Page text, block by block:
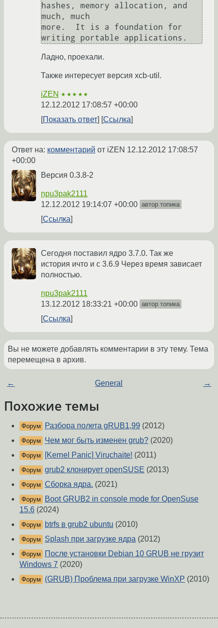
hashes, memory allocation, and
much, much
more.  It is a foundation for
writing portable applications.
Ладно, проехали.
Также интересует версия xcb-util.
iZEN ★★★★★
12.12.2012 17:08:57 +00:00
Показать ответ
Ссылка
Ответ на: комментарий от iZEN 12.12.2012 17:08:57
+00:00
Версия 0.3.8-2
npu3pak2111
12.12.2012 19:14:07 +00:00 автор топика
Ссылка
Сегодня поставил ядро 3.7.0. Так же
история ичто и с 3.6.9 Через время зависает
полностью.
npu3pak2111
13.12.2012 18:33:21 +00:00 автор топика
Ссылка
Вы не можете добавлять комментарии в эту тему. Тема
перемещена в архив.
← General →
Похожие темы
Форум Разбора полета gRUB1,99 (2012)
Форум Чем мог быть изменен grub? (2020)
Форум [Kernel Panic] Viruchaite! (2011)
Форум grub2 клонирует openSUSE (2013)
Форум Сборка ядра. (2021)
Форум
Boot GRUB2 in console mode for OpenSuse
15.6 (2024)
Форум btrfs в grub2 ubuntu (2010)
Форум Splash при загрузке ядра (2012)
Форум
После установки Debian 10 GRUB не грузит
Windows 7 (2020)
Форум (GRUB) Проблема при загрузке WinXP (2010)